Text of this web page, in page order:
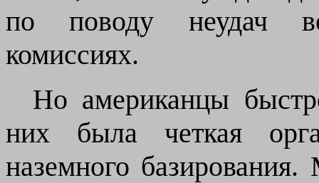
по поводу неудач
комиссиях.
Но американцы
них была четкая
наземного